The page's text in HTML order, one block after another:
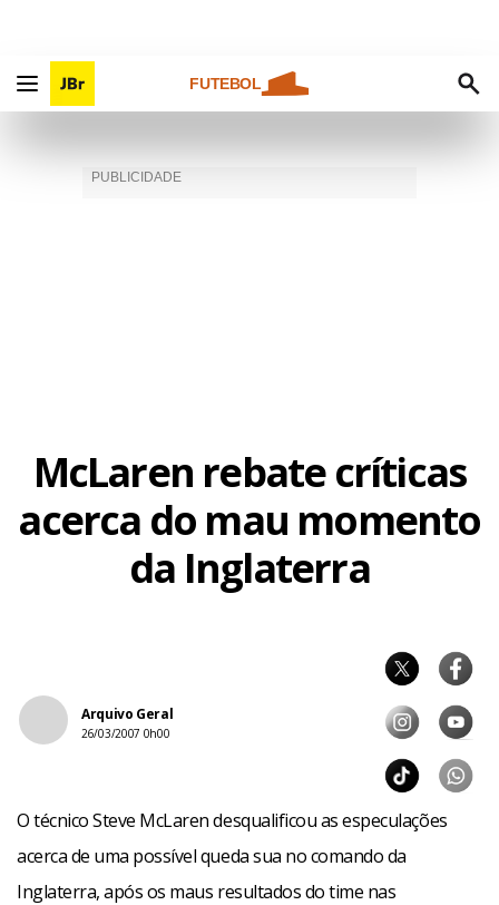
FUTEBOL
McLaren rebate críticas
acerca do mau momento
da Inglaterra
Arquivo Geral
26/03/2007 0h00
O técnico Steve McLaren desqualificou as especulações
acerca de uma possível queda sua no comando da
Inglaterra, após os maus resultados do time nas